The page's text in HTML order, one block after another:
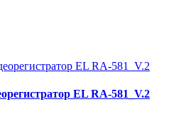
EL RA-581_V.2